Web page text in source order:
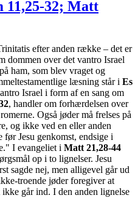
11,25-32; Matt
efter anden række – det er
dommen over det vantro Israel
ham, som blev vraget og
læsning står i Es
Israel i form af en sang om
, handler om forhærdelsen over
Også jøder må frelses på
og ikke ved en eller anden
Jesu genkomst, endsige i
I evangeliet i Matt 21,28-44
op i to lignelser. Jesu
sagde nej, men alligevel går ud
troende jøder foregiver at
går ind. I den anden lignelse